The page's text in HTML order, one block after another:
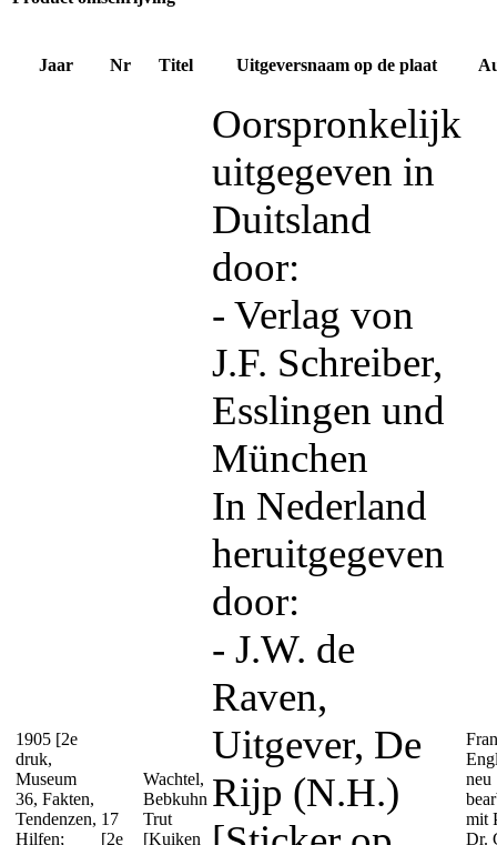
Jaar Nr Titel Uitgeversnaam op de plaat
1905 [2e
druk,
Museum
36, Fakten,
Tendenzen,
Hilfen;
17
[2e
Wachtel,
Bebkuhn
Trut
[Kuiken
Oorspronkelijk
uitgegeven in
Duitsland
door:
- Verlag von
J.F. Schreiber,
Esslingen und
München
In Nederland
heruitgegeven
door:
- J.W. de
Raven,
Uitgever, De
Rijp (N.H.)
neu
mit
Dr.